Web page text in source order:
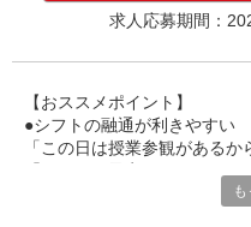
求人応募期間：
【おススメポイント】
●シフトの融通が利きやすい
「この日は授業参観があるか
家庭や趣味の都合にも柔軟